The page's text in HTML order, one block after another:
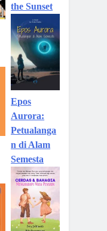
the Sunset
Epos
Aurora:
Petualanga
n di Alam
Semesta